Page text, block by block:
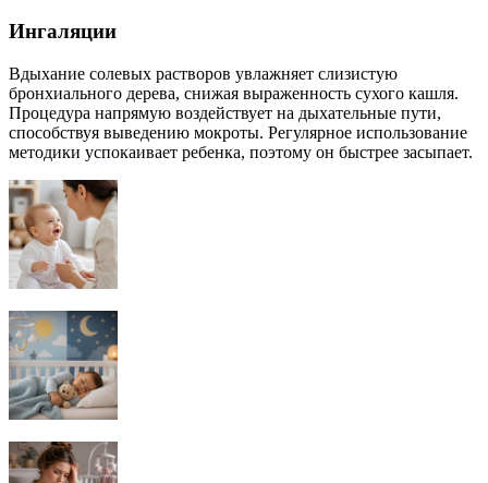
Ингаляции
Вдыхание солевых растворов увлажняет слизистую
бронхиального дерева, снижая выраженность сухого кашля.
Процедура напрямую воздействует на дыхательные пути,
способствуя выведению мокроты. Регулярное использование
методики успокаивает ребенка, поэтому он быстрее засыпает.